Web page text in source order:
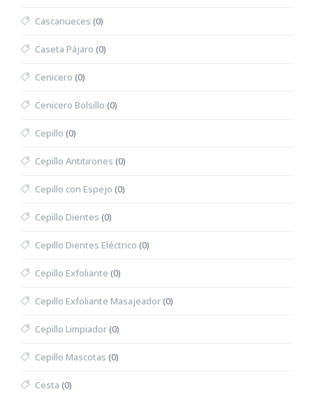
Cascanueces (0)
Caseta Pájaro (0)
Cenicero (0)
Cenicero Bolsillo (0)
Cepillo (0)
Cepillo Antitirones (0)
Cepillo con Espejo (0)
Cepillo Dientes (0)
Cepillo Dientes Eléctrico (0)
Cepillo Exfoliante (0)
Cepillo Exfoliante Masajeador(0)
Cepillo Limpiador(0)
Cepillo Mascotas (0)
Cesta (0)